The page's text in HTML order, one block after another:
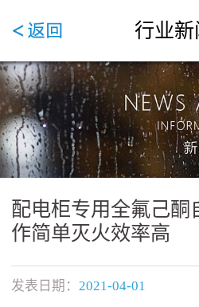
行业新
配电柜专用全氟己酮
作简单灭火效率高
发表日期： 2021-04-01